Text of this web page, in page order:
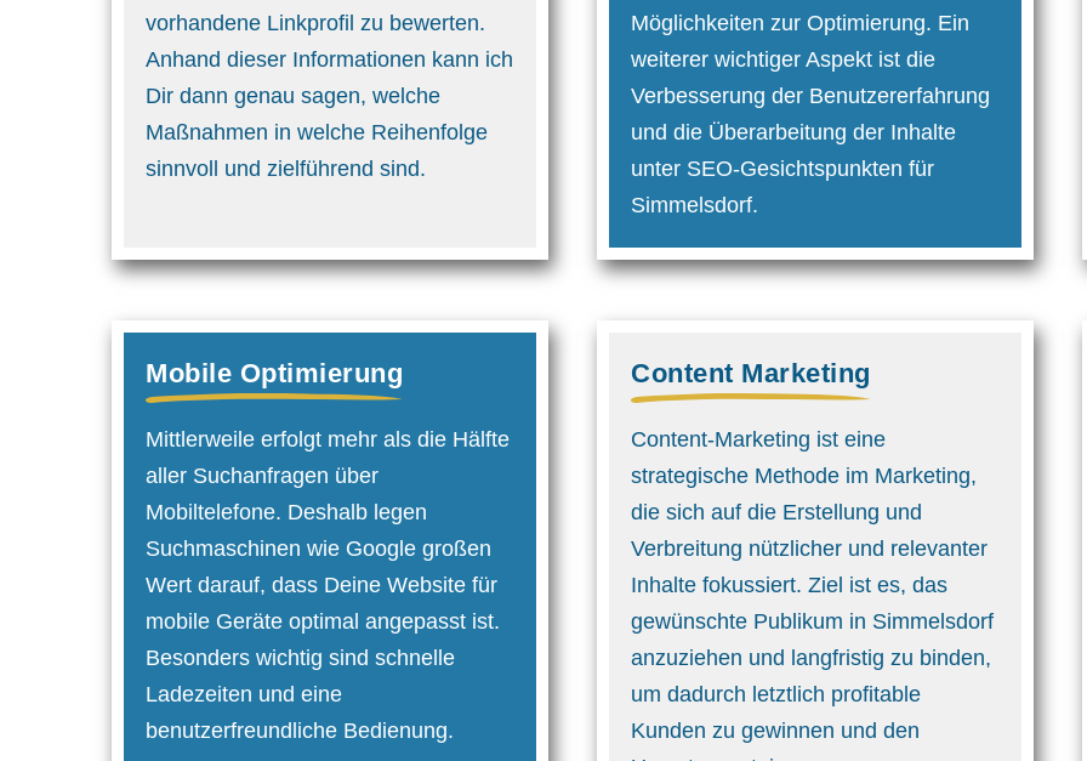
vorhandene Linkprofil zu bewerten.
Anhand dieser Informationen kann ich
Dir dann genau sagen, welche
Maßnahmen in welche Reihenfolge
sinnvoll und ziel­führend sind.
Möglichkeiten zur Optimier­ung. Ein
weiterer wichtiger Aspekt ist die
Verbesserung der Benutzer­erfahrung
und die Überarbeitung der Inhalte
unter SEO-Gesichtspunkten für
Simmelsdorf.
Mobile Optimierung
Mittlerweile erfolgt mehr als die Hälfte
aller Suchanfragen über
Mobiltelefone. Deshalb legen
Suchmaschinen wie Google großen
Wert darauf, dass Deine Website für
mobile Geräte optimal angepasst ist.
Besonders wichtig sind schnelle
Ladezeiten und eine
benutzerfreundliche Bedienung.
Content Marketing
Content-Marketing ist eine
strategische Methode im Marketing,
die sich auf die Erstellung und
Verbreitung nützlicher und relevanter
Inhalte fokussiert. Ziel ist es, das
gewünschte Publikum in Simmelsdorf
anzuziehen und langfristig zu binden,
um dadurch letztlich profitable
Kunden zu gewinnen und den